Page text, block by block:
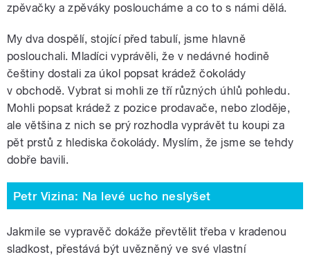
zpěvačky a zpěváky posloucháme a co to s námi dělá.
My dva dospělí, stojící před tabulí, jsme hlavně
poslouchali. Mladíci vyprávěli, že v nedávné hodině
češtiny dostali za úkol popsat krádež čokolády
v obchodě. Vybrat si mohli ze tří různých úhlů pohledu.
Mohli popsat krádež z pozice prodavače, nebo zloděje,
ale většina z nich se prý rozhodla vyprávět tu koupi za
pět prstů z hlediska čokolády. Myslím, že jsme se tehdy
dobře bavili.
Petr Vizina: Na levé ucho neslyšet
Jakmile se vypravěč dokáže převtělit třeba v kradenou
sladkost, přestává být uvězněný ve své vlastní